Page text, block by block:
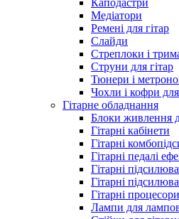
Каподастри
Медіатори
Ремені для гітар
Слайди
Стреплоки і
Струни для гітар
Тюнери і
Чохли і кофри для
Гітарне обладнання
Блоки живлення
Гітарні кабінети
Гітарні
Гітарні педалі
Гітарні
Гітарні
Гітарні
Лампи для